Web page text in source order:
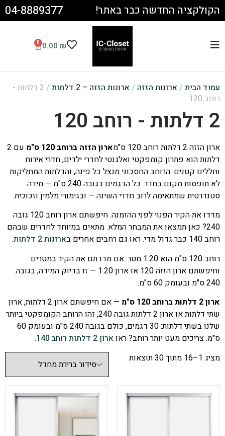
הקולקציה החדשה כבר באתר! 04-8889377
0.00 ₪
0
עמוד הבית / ארונות הזזה / ארונות הזזה – 2 דלתות
/ 2 דלתות -
רוחב 120
2 דלתות - רוחב 120
ארון הזזה 2 דלתות רוחב 120 ס"מ ארון הזזה ברוחב 120 ס"מ
עם 2
דלתות הוא פתרון קומפקטי ואלגנטי לחדרי ילדים, חדרי אירוח
וחללים קטנים. הרוחב החסכוני מנצל כל פינה, והדלתות המחליקות
לא תופסות מקום בחדר. כל הדגמים בגובה 240 ס"מ — מידה
סטנדרטית שמתאימה לרוב חדרי השינה — ובגימורי מלמין וזכוכית.
מדדו את הקיר הפנוי לפני ההזמנה. חיפשתם ארון רוחב 120 גובה
240? כאן תמצאו את המבחר המלא. מתאים במיוחד לחדרים שבהם
רוחב 140 כבר גדול מדי. ראו גם רחבים אחרים ב
ארונות 2 דלתות
.
רוחב 120 ס"מ הוא 1.20 מטר. אם מדדתם את הקיר במטרים
וחיפשתם ארון הזזה 120 או ארון 1.20 — זו בדיוק המידה, בגובה
240 ס"מ ובעומק 60 ס"מ.
ארון 2 דלתות ברוחב 120 ס"מ
— אם חיפשתם ארון 2 דלתות, ארון
שתי דלתות או ארון 2 דלתות גובה 240, זהו הרוחב הקומפקטי ביותר
שלנו בשתי דלתות: 30 דגמים, כולם בגובה 240 ס"מ ובעומק 60
ס"מ. צריכים מעט יותר רוחב? ראו ארון 2 דלתות רוחב 140
.
מציג 1–16 מתוך 30 תוצאות